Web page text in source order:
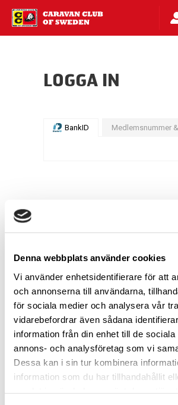
Denna webbplats använder cookies
Vi använder enhetsidentifierare för att
och annonserna till användarna,
för sociala medier och analysera vår
vidarebefordrar även sådana
information från din enhet till de sociala
annons- och analysföretag som vi
Dessa kan i sin tur kombinera
information som du har tillhandahållit
LOGGA IN
BankID Medlemsnummer
För dig som är blivande ny medlemTa
Bli medlem idag.